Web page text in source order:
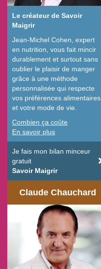
Le créateur de Savoir
Maigrir
Jean-Michel Cohen, expert
en nutrition, vous fait mincir
durablement et surtout sans
oublier le plaisir de manger
grâce à une méthode
personnalisée qui respecte
vos préférences alimentaires
et votre mode de vie.
Combien ça coûte
En savoir plus
Je fais mon bilan minceur
gratuit
Savoir Maigrir
Claude Chauchard